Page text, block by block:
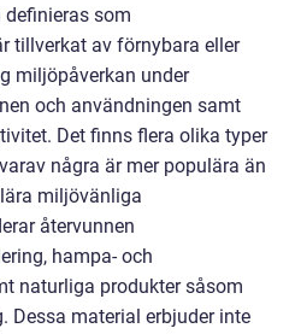
som
tillverkat av förnybara eller
miljöpåverkan under
och användningen samt
Det finns flera olika typer
några är mer populära än
miljövänliga
återvunnen
hampa- och
naturliga produkter såsom
Dessa material erbjuder inte